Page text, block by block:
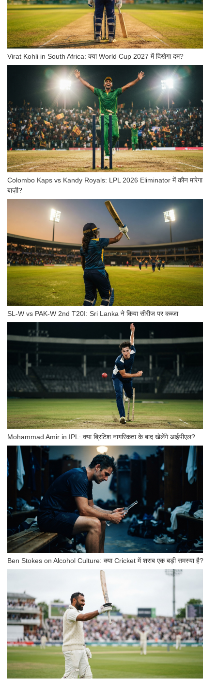
Virat Kohli in South Africa: क्या World Cup 2027 में दिखेगा दम?
Colombo Kaps vs Kandy Royals: LPL 2026 Eliminator में कौन मारेगा
बाज़ी?
SL-W vs PAK-W 2nd T20I: Sri Lanka ने किया सीरीज पर कब्जा
Mohammad Amir in IPL: क्या ब्रिटिश नागरिकता के बाद खेलेंगे आईपीएल?
Ben Stokes on Alcohol Culture: क्या Cricket में शराब एक बड़ी समस्या है?